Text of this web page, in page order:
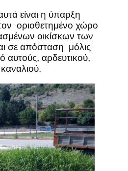
είναι η ύπαρξη
οριοθετημένο χώρο
οικίσκων των
σε απόσταση μόλις
αυτούς, αρδευτικού,